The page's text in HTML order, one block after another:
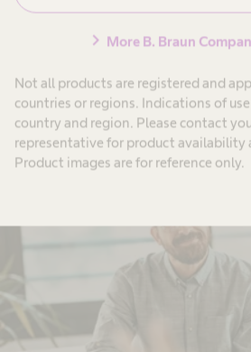
chevron_right More B. Braun
Not all products are registered and
countries or regions. Indications of
country and region. Please contact
representative for product availability
Product images are for reference only.
Oplev brandet B. Braun.